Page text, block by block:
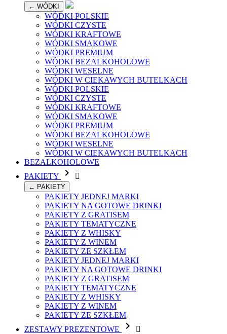
← WÓDKI
WÓDKI POLSKIE
WÓDKI CZYSTE
WÓDKI KRAFTOWE
WÓDKI SMAKOWE
WÓDKI PREMIUM
WÓDKI BEZALKOHOLOWE
WÓDKI WESELNE
WÓDKI W CIEKAWYCH BUTELKACH
WÓDKI POLSKIE
WÓDKI CZYSTE
WÓDKI KRAFTOWE
WÓDKI SMAKOWE
WÓDKI PREMIUM
WÓDKI BEZALKOHOLOWE
WÓDKI WESELNE
WÓDKI W CIEKAWYCH BUTELKACH
BEZALKOHOLOWE
PAKIETY
 
← PAKIETY
PAKIETY JEDNEJ MARKI
PAKIETY NA GOTOWE DRINKI
PAKIETY Z GRATISEM
PAKIETY TEMATYCZNE
PAKIETY Z WHISKY
PAKIETY Z WINEM
PAKIETY ZE SZKŁEM
PAKIETY JEDNEJ MARKI
PAKIETY NA GOTOWE DRINKI
PAKIETY Z GRATISEM
PAKIETY TEMATYCZNE
PAKIETY Z WHISKY
PAKIETY Z WINEM
PAKIETY ZE SZKŁEM
ZESTAWY PREZENTOWE
 